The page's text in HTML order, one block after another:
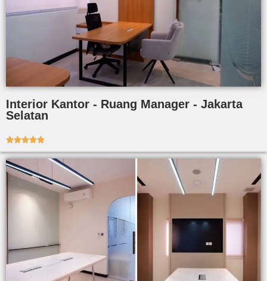
Interior Kantor - Ruang Manager - Jakarta
Selatan
